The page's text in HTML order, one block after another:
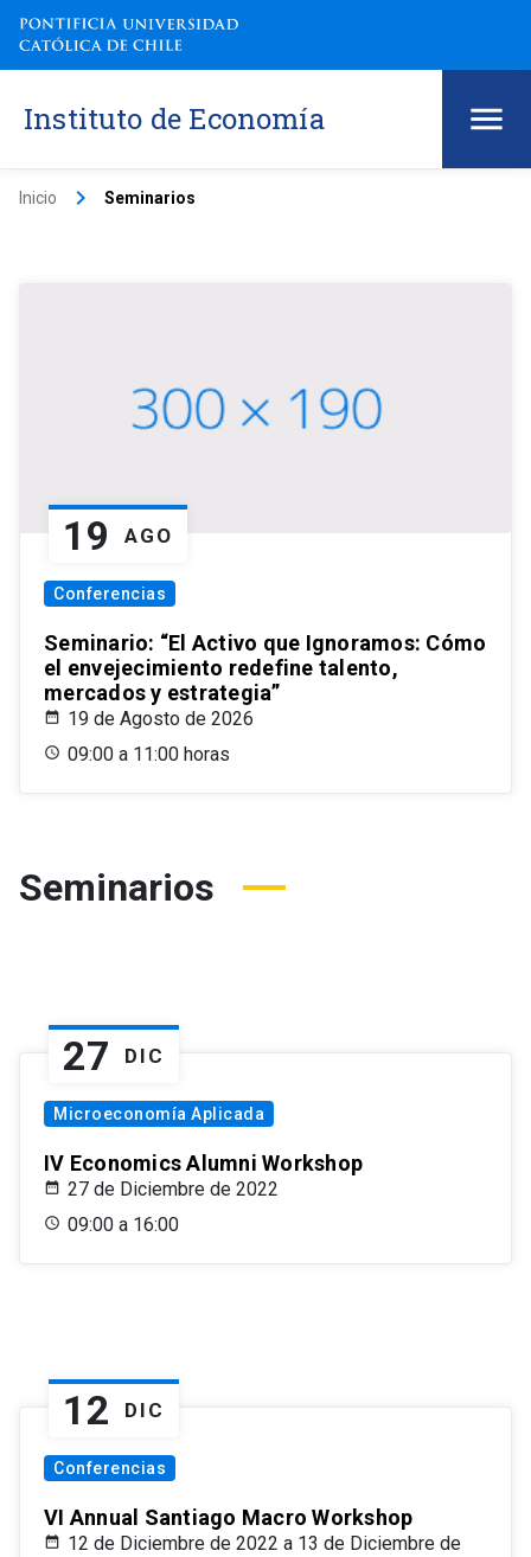
Instituto de Economía
Inicio keyboard_arrow_right Seminarios
19 AGO
Conferencias
Seminario: “El Activo que Ignoramos: Cómo
el envejecimiento redefine talento,
mercados y estrategia”
19 de Agosto de 2026
09:00 a 11:00 horas
Seminarios
27 DIC
Microeconomía Aplicada
IV Economics Alumni Workshop
27 de Diciembre de 2022
09:00 a 16:00
12 DIC
Conferencias
VI Annual Santiago Macro Workshop
12 de Diciembre de 2022 a 13 de Diciembre de